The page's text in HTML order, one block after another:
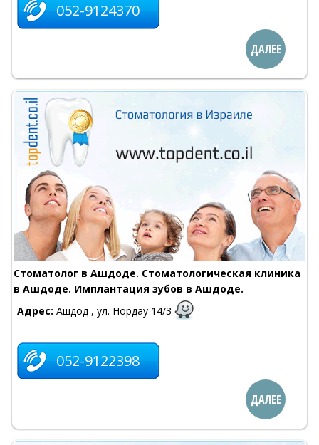
052-9124370
ДАЛЕЕ
Стоматолог в Ашдоде. Стоматологическая клиника
в Ашдоде. Имплантация зубов в Ашдоде.
Адрес: Ашдод , ул. Нордау 14/3
052-9122398
ДАЛЕЕ